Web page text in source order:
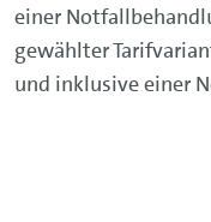
einer
gewählter
und inklusive einer